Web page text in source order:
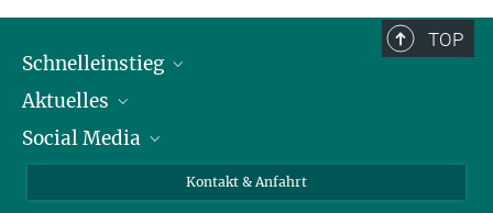
TOP
Schnelleinstieg
Personen
Pressebereich
Aktuelles
Stellenangebote
Social Media
Kontakt & Anfahrt